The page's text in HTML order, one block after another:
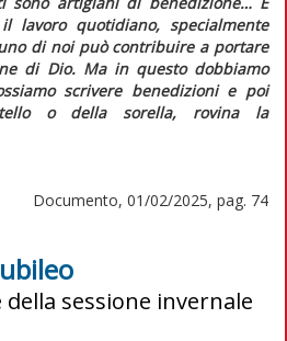
lavoro quotidiano, specialmente
di noi può contribuire a portare
di Dio. Ma in questo dobbiamo
scrivere benedizioni e poi
o della sorella, rovina la
Documento, 01/02/2025, pag. 74
sessione invernale